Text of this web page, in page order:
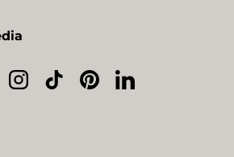
Instagram
TikTokPinterestLinkedIn